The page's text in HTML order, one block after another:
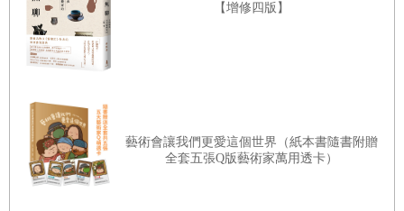
【增修四版】
藝術會讓我們更愛這個世界（紙本書隨書附贈
全套五張Q版藝術家萬用透卡）